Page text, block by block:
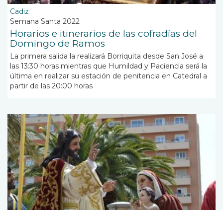
Cadiz
Semana Santa 2022
Horarios e itinerarios de las cofradías del
Domingo de Ramos
La primera salida la realizará Borriquita desde San José a
las 13:30 horas mientras que Humildad y Paciencia será la
última en realizar su estación de penitencia en Catedral a
partir de las 20:00 horas